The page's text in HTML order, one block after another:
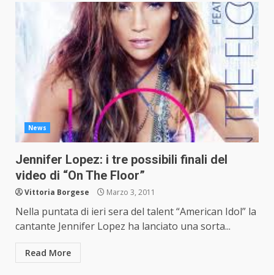
News
Jennifer Lopez: i tre possibili finali del
video di “On The Floor”
Vittoria Borgese Marzo 3, 2011
Nella puntata di ieri sera del talent “American Idol” la
cantante Jennifer Lopez ha lanciato una sorta...
Read More